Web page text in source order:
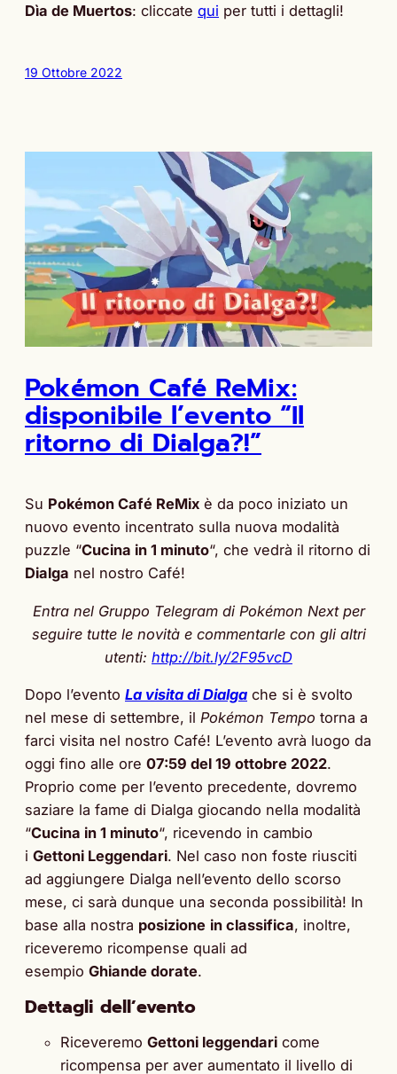
Dìa de Muertos: cliccate qui per tutti i dettagli!
19 Ottobre 2022
Pokémon Café ReMix:
disponibile l’evento “Il
ritorno di Dialga?!”
Su Pokémon Café ReMix è da poco iniziato un
nuovo evento incentrato sulla nuova modalità
puzzle “Cucina in 1 minuto“, che vedrà il ritorno di
Dialga nel nostro Café!
Entra nel Gruppo Telegram di Pokémon Next per
seguire tutte le novità e commentarle con gli altri
utenti: http://bit.ly/2F95vcD
Dopo l’evento La visita di Dialga che si è svolto
nel mese di settembre, il Pokémon Tempo torna a
farci visita nel nostro Café! L’evento avrà luogo da
oggi fino alle ore 07:59 del 19 ottobre 2022.
Proprio come per l’evento precedente, dovremo
saziare la fame di Dialga giocando nella modalità
“Cucina in 1 minuto“, ricevendo in cambio
i Gettoni Leggendari. Nel caso non foste riusciti
ad aggiungere Dialga nell’evento dello scorso
mese, ci sarà dunque una seconda possibilità! In
base alla nostra posizione in classifica, inoltre,
riceveremo ricompense quali ad
esempio Ghiande dorate.
Dettagli dell’evento
Riceveremo Gettoni leggendari come
ricompensa per aver aumentato il livello di